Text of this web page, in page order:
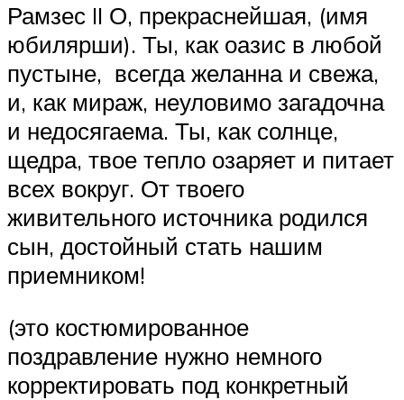
Рамзес II О, прекраснейшая, (имя
юбилярши). Ты, как оазис в любой
пустыне, всегда желанна и свежа,
и, как мираж, неуловимо загадочна
и недосягаема. Ты, как солнце,
щедра, твое тепло озаряет и питает
всех вокруг. От твоего
живительного источника родился
сын, достойный стать нашим
приемником!
(это костюмированное
поздравление нужно немного
корректировать под конкретный